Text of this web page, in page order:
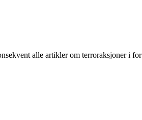
alle artikler om terroraksjoner i